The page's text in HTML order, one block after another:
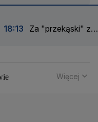
18:13
Za "przekąski" z
S17
Więcej